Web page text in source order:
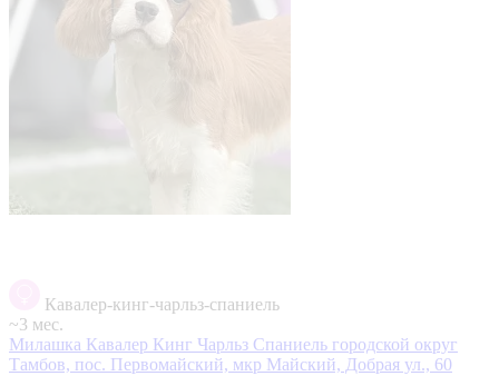
Кавалер-кинг-чарльз-спаниель
~3 мес.
Милашка Кавалер Кинг Чарльз Спаниель городской округ
Тамбов, пос. Первомайский, мкр Майский, Добрая ул., 60